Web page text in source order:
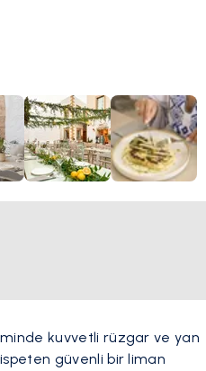
iç içe geçmiş ve bir peri
buluşma noktası
ve ideallerini korumuştur.
sunarlar.
kuvvetli rüzgar ve yan
güvenli bir liman